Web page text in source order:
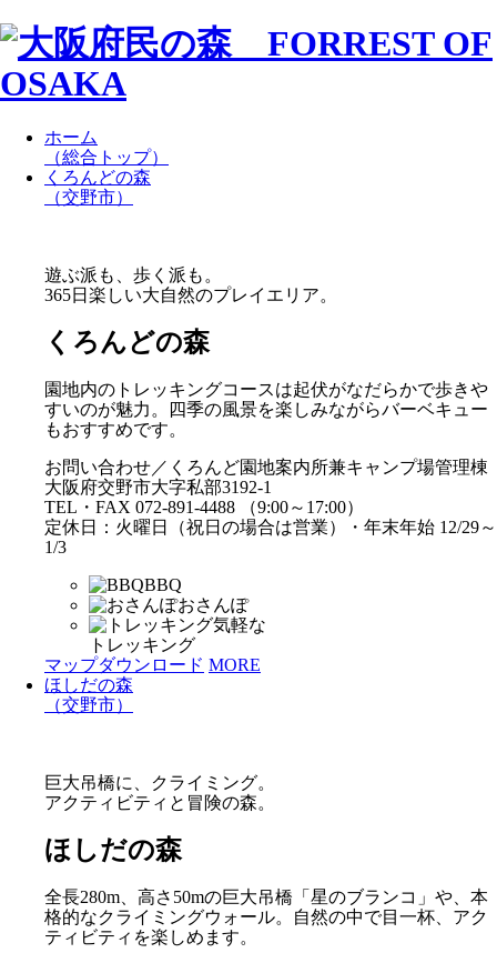
ホーム
（総合トップ）
くろんどの森
（交野市）
遊ぶ派も、歩く派も。
365日楽しい大自然のプレイエリア。
くろんどの森
園地内のトレッキングコースは起伏がなだらかで歩きや
すいのが魅力。四季の風景を楽しみながらバーベキュー
もおすすめです。
お問い合わせ／くろんど園地案内所兼キャンプ場管理棟
大阪府交野市大字私部3192-1
TEL・FAX 072-891-4488 （9:00～17:00）
定休日：火曜日（祝日の場合は営業）・年末年始 12/29～
1/3
BBQ
おさんぽ
気軽な
トレッキング
マップダウンロード MORE
ほしだの森
（交野市）
巨大吊橋に、クライミング。
アクティビティと冒険の森。
ほしだの森
全長280m、高さ50mの巨大吊橋「星のブランコ」や、本
格的なクライミングウォール。自然の中で目一杯、アク
ティビティを楽しめます。